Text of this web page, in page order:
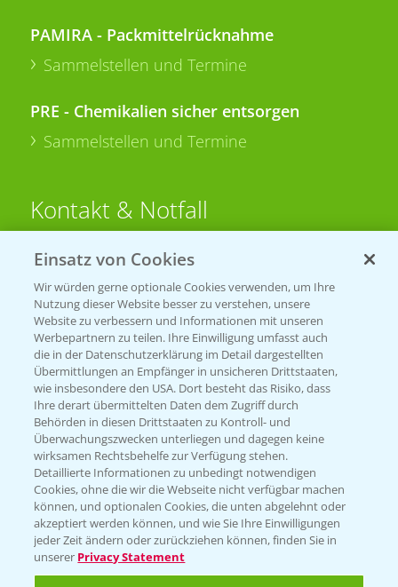
PAMIRA - Packmittelrücknahme
Sammelstellen und Termine
PRE - Chemikalien sicher entsorgen
Sammelstellen und Termine
Kontakt & Notfall
Beratung auf WhatsApp
T.+49 (0)174 346 564 1
KONTAKT
Hilfe in Notfällen
T.+49 (0)214/30-20220
Folgen Sie uns
Einsatz von Cookies
Wir würden gerne optionale Cookies verwenden, um Ihre
Nutzung dieser Website besser zu verstehen, unsere
Website zu verbessern und Informationen mit unseren
Werbepartnern zu teilen. Ihre Einwilligung umfasst auch
die in der Datenschutzerklärung im Detail dargestellten
Übermittlungen an Empfänger in unsicheren Drittstaaten,
wie insbesondere den USA. Dort besteht das Risiko, dass
Ihre derart übermittelten Daten dem Zugriff durch
Behörden in diesen Drittstaaten zu Kontroll- und
Überwachungszwecken unterliegen und dagegen keine
wirksamen Rechtsbehelfe zur Verfügung stehen.
Detaillierte Informationen zu unbedingt notwendigen
Cookies, ohne die wir die Webseite nicht verfügbar machen
können, und optionalen Cookies, die unten abgelehnt oder
akzeptiert werden können, und wie Sie Ihre Einwilligungen
jeder Zeit ändern oder zurückziehen können, finden Sie in
unserer Privacy Statement